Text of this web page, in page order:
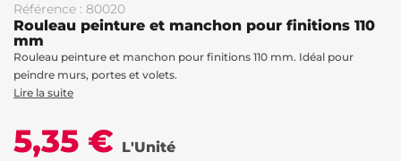
Référence : 80020
Rouleau peinture et manchon pour finitions 110
mm
Rouleau peinture et manchon pour finitions 110 mm. Idéal pour
peindre murs, portes et volets.
Lire la suite
5,35 € L'Unité